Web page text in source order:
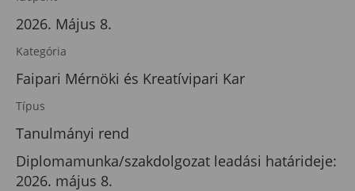
2026. Május 8.
Kategória
Faipari Mérnöki és Kreatívipari Kar
Típus
Tanulmányi rend
Diplomamunka/szakdolgozat leadási határideje:
2026. május 8.